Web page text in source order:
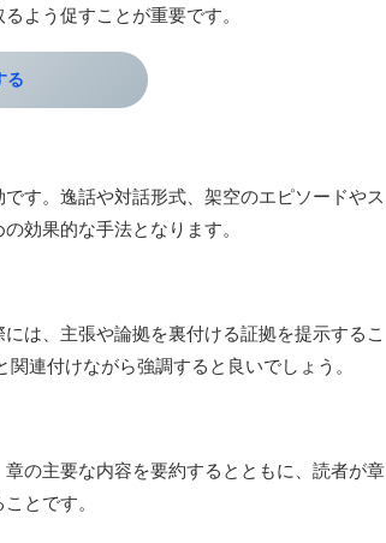
よう促すことが重要です。
る
す。逸話や対話形式、架空のエピソードやス
効果的な手法となります。
は、主張や論拠を裏付ける証拠を提示するこ
連付けながら強調すると良いでしょう。
の主要な内容を要約するとともに、読者が章
とです。